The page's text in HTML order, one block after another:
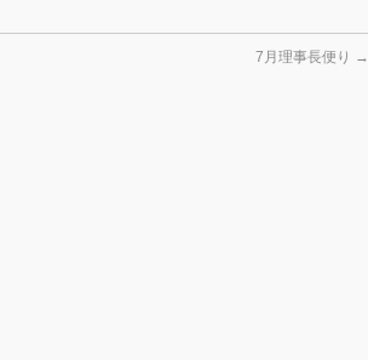
7月理事長便り →